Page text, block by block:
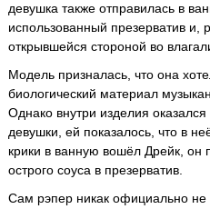
девушка также отправилась в
использованный презерватив и,
открывшейся стороной во
Модель призналась, что она
биологический материал
Однако внутри изделия
девушки, ей показалось, что в
крики в ванную вошёл Дрейк, он
острого соуса в презерватив.
Сам рэпер никак официально не